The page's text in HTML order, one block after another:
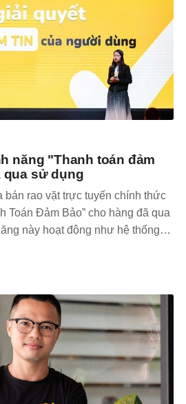
năng "Thanh toán đảm
qua sử dụng
bán rao vặt trực tuyến chính thức
Toán Đảm Bảo” cho hàng đã qua